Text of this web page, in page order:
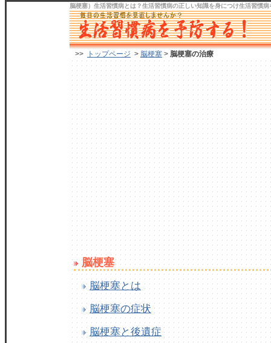
脳梗塞）生活習慣病とは？生活習慣病の正しい知識を身につけ生活習慣病
>> トップページ > 脳梗塞 > 脳梗塞の治療
脳梗塞
脳梗塞とは
脳梗塞の症状
脳梗塞と後遺症